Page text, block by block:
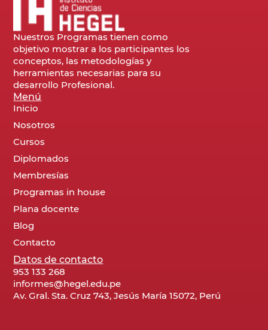
Nuestros Programas tienen como
objetivo mostrar a los participantes los
conceptos, las metodologías y
herramientas necesarias para su
desarrollo Profesional.
Menú
Inicio
Nosotros
Cursos
Diplomados
Membresías
Programas in house
Plana docente
Blog
Contacto
Datos de contacto
953 133 268
informes@hegel.edu.pe
Av. Gral. Sta. Cruz 743, Jesús María 15072, Perú